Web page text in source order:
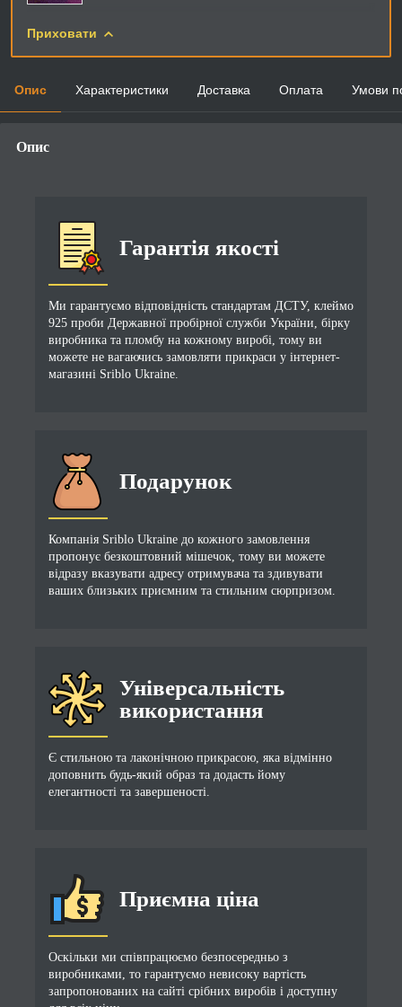
Приховати
Опис Характеристики Доставка Оплата Умови
Опис
Гарантія якості
Ми гарантуємо відповідність стандартам ДСТУ, клеймо
925 проби Державної пробірної служби України, бірку
виробника та пломбу на кожному виробі, тому ви
можете не вагаючись замовляти прикраси у інтернет-
магазині Sriblo Ukraine.
Подарунок
Компанія Sriblo Ukraine до кожного замовлення
пропонує безкоштовний мішечок, тому ви можете
відразу вказувати адресу отримувача та здивувати
ваших близьких приємним та стильним сюрпризом.
Універсальність
використання
Є стильною та лаконічною прикрасою, яка відмінно
доповнить будь-який образ та додасть йому
елегантності та завершеності.
Приємна ціна
Оскільки ми співпрацюємо безпосередньо з
виробниками, то гарантуємо невисоку вартість
запропонованих на сайті срібних виробів і доступну